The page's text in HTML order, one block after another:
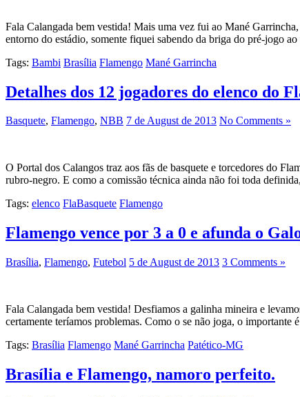
Fala Calangada bem vestida! Mais uma vez fui ao Mané
entorno do estádio, somente fiquei sabendo da briga do pré-jogo
Tags: Bambi Brasília Flamengo Mané Garrincha
Detalhes dos 12 jogadores do elenco do
Basquete, Flamengo, NBB 7 de August de 2013 No Comments »
O Portal dos Calangos traz aos fãs de basquete e torcedores do
rubro-negro. E como a comissão técnica ainda não foi toda
Tags: elenco FlaBasquete Flamengo
Flamengo vence por 3 a 0 e afunda o
Brasília, Flamengo, Futebol 5 de August de 2013 3 Comments »
Fala Calangada bem vestida! Desfiamos a galinha mineira e
certamente teríamos problemas. Como o se não joga, o
Tags: Brasília Flamengo Mané Garrincha Patético-MG
Brasília e Flamengo, namoro perfeito.